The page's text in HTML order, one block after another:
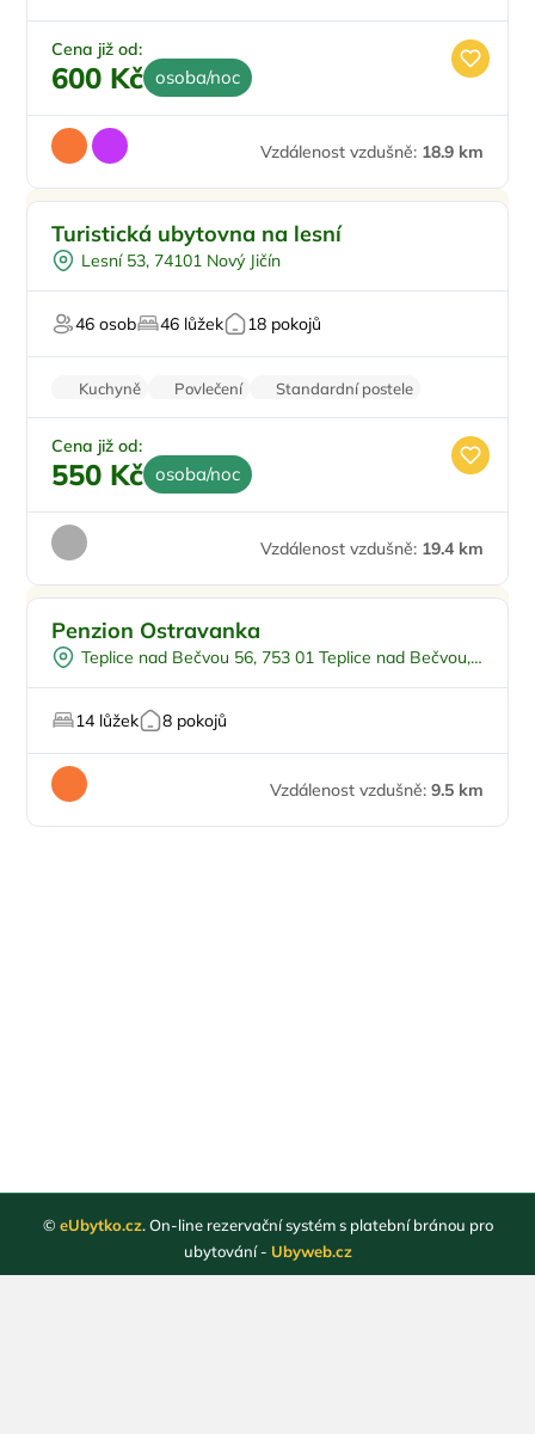
Cena již od:
600 Kč osoba/noc
Vzdálenost vzdušně: 18.9 km
Venkovní gril
Pro turisty
Pro majitele mazlíčků
Turistická ubytovna na lesní
Lesní 53, 74101 Nový Jičín
46 osob 46 lůžek 18 pokojů
Kuchyně Povlečení
Standardní postele
Wi-Fi
Koupelna
Cena již od:
550 Kč osoba/noc
Vzdálenost vzdušně: 19.4 km
Penzion Ostravanka
Teplice nad Bečvou 56, 753 01 Teplice nad Bečvou,
14 lůžek
8 pokojů
Vzdálenost vzdušně: 9.5 km
© eUbytko.cz. On-line rezervační systém s platební bránou pro
ubytování - Ubyweb.cz